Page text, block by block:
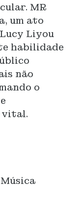
MR
um ato
Liyou
habilidade
não
o
vital.